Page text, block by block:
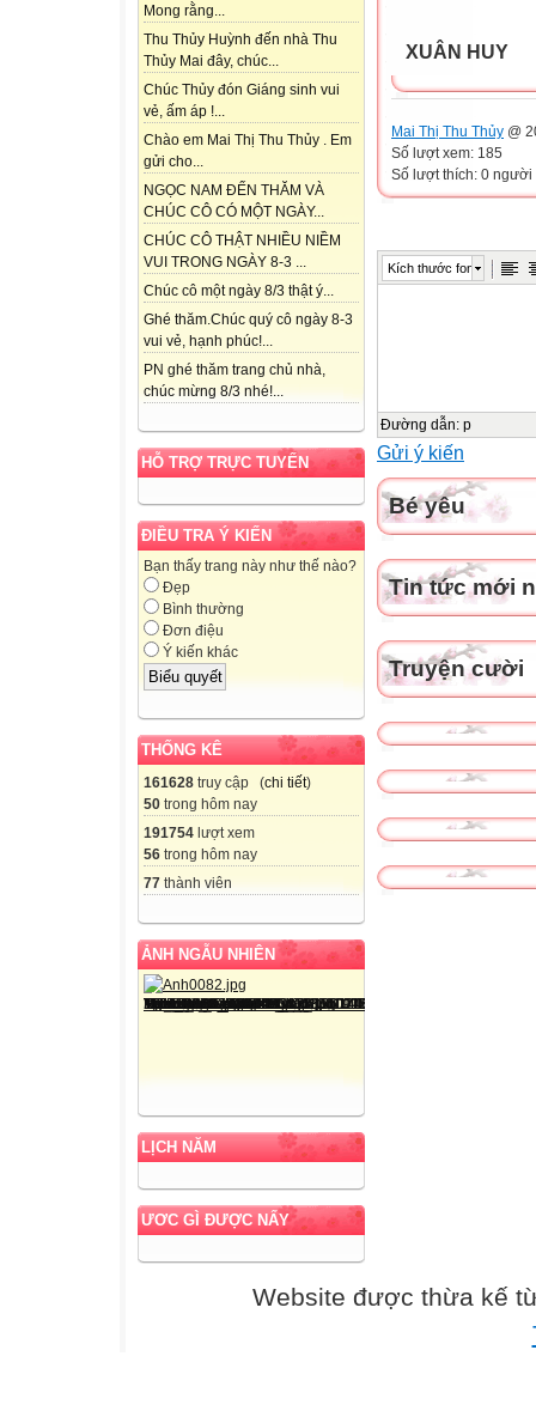
Mong rằng...
Thu Thủy Huỳnh đến nhà Thu
Thủy Mai đây, chúc...
Chúc Thủy đón Giáng sinh vui
vẻ, ấm áp !...
Chào em Mai Thị Thu Thủy . Em
gửi cho...
NGỌC NAM ĐẾN THĂM VÀ
CHÚC CÔ CÓ MỘT NGÀY...
CHÚC CÔ THẬT NHIỀU NIỀM
VUI TRONG NGÀY 8-3 ...
Chúc cô một ngày 8/3 thật ý...
Ghé thăm.Chúc quý cô ngày 8-3
vui vẻ, hạnh phúc!...
PN ghé thăm trang chủ nhà,
chúc mừng 8/3 nhé!...
HỖ TRỢ TRỰC TUYẾN
ĐIỀU TRA Ý KIẾN
Bạn thấy trang này như thế nào?
Đẹp
Bình thường
Đơn điệu
Ý kiến khác
THỐNG KÊ
161628 truy cập (chi tiết)
50 trong hôm nay
191754 lượt xem
56 trong hôm nay
77 thành viên
ẢNH NGẪU NHIÊN
LỊCH NĂM
ƯƠC GÌ ĐƯỢC NẤY
XUÂN HUY
Mai Thị Thu Thủy @
Số lượt xem: 185
Số lượt thích: 0 người
Kích thước font
Đường dẫn: p
Gửi ý kiến
Bé yêu
Tin tức mới
Truyện cười
Website được thừa kế